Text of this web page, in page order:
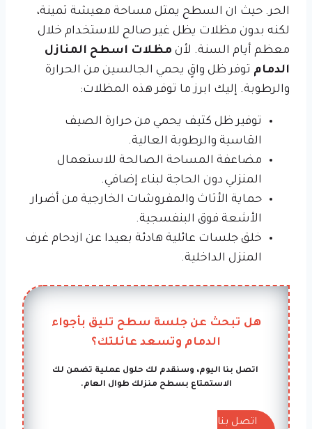
الحر. حيث ان السطح يمثل مساحة معيشة ثمينة،
لكنه بدون مظلات يظل غير صالح للاستخدام خلال
معظم أيام السنة. لأن مظلات اسطح المنازل
الدمام توفر ظل واقٍ يحمي الجالسين من الحرارة
والرطوبة. إليك ابرز ما توفر هذه المظلات:
توفير ظل كثيف يحمي من حرارة الصيف
القاسية والرطوبة العالية.
مضاعفة المساحة الصالحة للاستعمال
المنزلي دون الحاجة لبناء إضافي.
حماية الأثاث والمفروشات الخارجية من أضرار
الأشعة فوق البنفسجية.
خلق جلسات عائلية هادئة بعيدا عن ازدحام غرف
المنزل الداخلية.
هل تبحث عن جلسة سطح تليق بأجواء
الدمام وتسعد عائلتك؟
اتصل بنا اليوم، وسنقدم لك حلول عملية تضمن لك
الاستمتاع بسطح منزلك طوال العام.
اتصل بنا